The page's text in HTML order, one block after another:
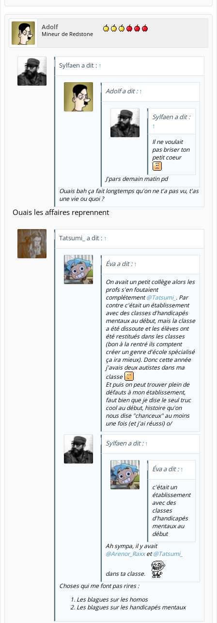
Adolf
Mineur de Redstone
Sylfaen a dit : ↑
Adolf a dit : ↑
Sylfaen a dit :
↑
Il ne voulait
pas briser ton
petit coeur
J'pars demain matin pd
Ouais bah ça fait longtemps qu'on ne t'a pas vu, t'as
une vie ou quoi ?
Ouais les affaires reprennent
Tatsumi_ a dit : ↑
Éva a dit : ↑
On avait un petit collège alors les
profs s'en foutaient
complétement@Tatsumi_ . Par
contre c'était un établissement
avec des classes d'handicapés
mentaux au début, mais la classe
a été dissoute et les élèves ont
été restitués dans les classes
(bon à la rentré ils comptent
créer un genre d'école spécialisé
ça ira mieux). Donc cette année
j'avais deux autistes dans ma
classe
Et puis on peut trouver plein de
défauts à mon établissement,
faut bien que je dise le seul truc
cool au début, histoire qu'on
nous dise "chanceux" au moins
une fois (et j'ai réussi) o/
Sylfaen a dit : ↑
Éva a dit : ↑
c'était un
établissement
avec des
classes
d'handicapés
mentaux au
début
Ah sympa, il y avait
@Arenor_Raxxet@Tatsumi_
dans ta classe.
Choses qui me font pas rires :
Les blagues sur les homos
Les blagues sur les handicapés mentaux